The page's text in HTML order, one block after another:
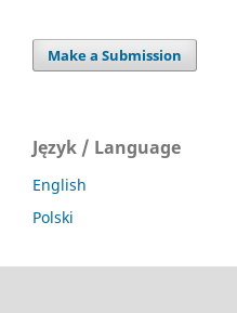
Make a Submission
Język / Language
English
Polski